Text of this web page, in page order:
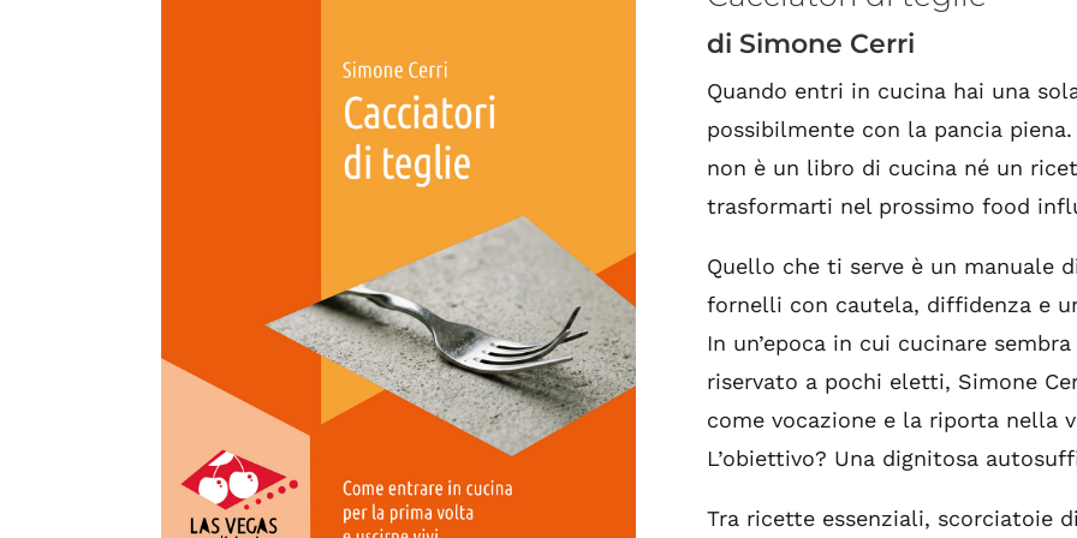
di Simone Cerri
Quando entri in cucina hai una
possibilmente con la pancia
non è un libro di cucina né un
trasformarti nel prossimo food
Quello che ti serve è un manuale
fornelli con cautela, diffidenza e
In un’epoca in cui cucinare
riservato a pochi eletti, Simone
come vocazione e la riporta nella
L’obiettivo? Una dignitosa
Tra ricette essenziali, scorciatoie